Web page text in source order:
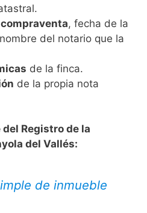
, fecha de la
del notario que la
de la finca.
de la propia nota
Registro de la
del Vallés:
de inmueble